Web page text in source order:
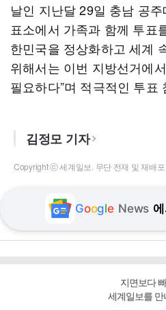
날인 지난달 29일 충남 공
표소에서 가족과 함께 투표
한민국을 정상화하고 세계
위해서는 이번 지방선거에
필요하다”며 적극적인 투표
김정모 기자
Copyright ⓒ 세계일보. 무단 전재 및 재배포
Google News
지면보다
세계일보를